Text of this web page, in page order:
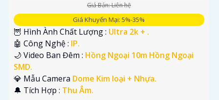
Giá Bán: Liên hệ
Giá Khuyến Mại: 5%-35%
🦉 Hình Ành Chất Lượng : Ultra 2k + .
🤖️ Công Nghệ : IP.
🌙 Video Ban Đêm : Hồng Ngoại 10m Hồng Ngoại
SMD.
💎 Mẫu Camera Dome Kim loại + Nhựa.
️🔔 Tích Hợp : Thu Âm.